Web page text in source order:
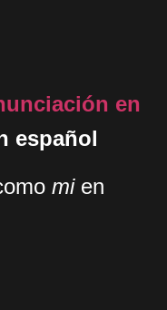
en
español
mien